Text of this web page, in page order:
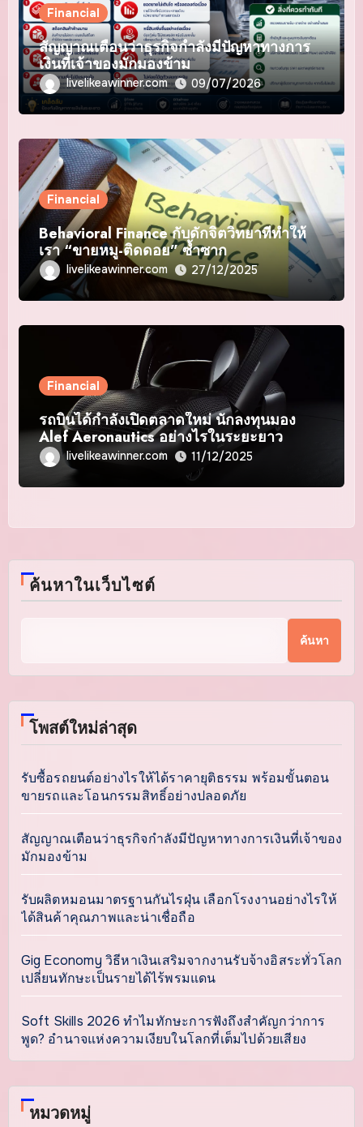
Financial
สัญญาณเตือนว่าธุรกิจกำลังมีปัญหาทางการ
เงินที่เจ้าของมักมองข้าม
livelikeawinner.com 09/07/2026
Financial
Behavioral Finance กับดักจิตวิทยาที่ทำให้
เรา “ขายหมู-ติดดอย” ซ้ำซาก
livelikeawinner.com 27/12/2025
Financial
รถบินได้กำลังเปิดตลาดใหม่ นักลงทุนมอง
Alef Aeronautics อย่างไรในระยะยาว
livelikeawinner.com 11/12/2025
ค้นหาในเว็บไซต์
ค้นหา
โพสต์ใหม่ล่าสุด
รับซื้อรถยนต์อย่างไรให้ได้ราคายุติธรรม พร้อมขั้นตอน
ขายรถและโอนกรรมสิทธิ์อย่างปลอดภัย
สัญญาณเตือนว่าธุรกิจกำลังมีปัญหาทางการเงินที่เจ้าของ
มักมองข้าม
รับผลิตหมอนมาตรฐานกันไรฝุ่น เลือกโรงงานอย่างไรให้
ได้สินค้าคุณภาพและน่าเชื่อถือ
Gig Economy วิธีหาเงินเสริมจากงานรับจ้างอิสระทั่วโลก
เปลี่ยนทักษะเป็นรายได้ไร้พรมแดน
Soft Skills 2026 ทำไมทักษะการฟังถึงสำคัญกว่าการ
พูด? อำนาจแห่งความเงียบในโลกที่เต็มไปด้วยเสียง
หมวดหมู่